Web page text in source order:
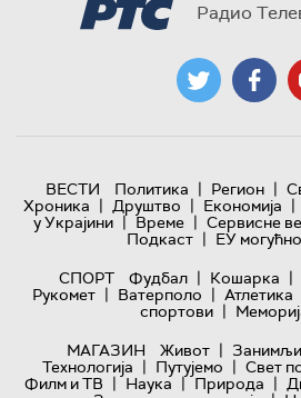
Радио
ВЕСТИ Политика | Регион |
Хроника | Друштво | Економија |
у Украјини | Време | Сервисне
Подкаст | ЕУ
СПОРТ
Фудбал | Кошарка |
Рукомет | Ватерполо | Атлетика
спортови |
МАГАЗИН
Живот |
Технологијa | Путујемо | Свет
Филм и ТВ | Наука | Природа |